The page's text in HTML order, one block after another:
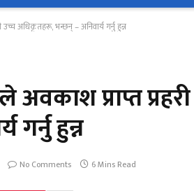
उच्च अधिकृतहरू, भन्छन् – अनिवार्य गर्नु हुन्न
प्राप्त
हुन्न
No Comments 6 Mins Read